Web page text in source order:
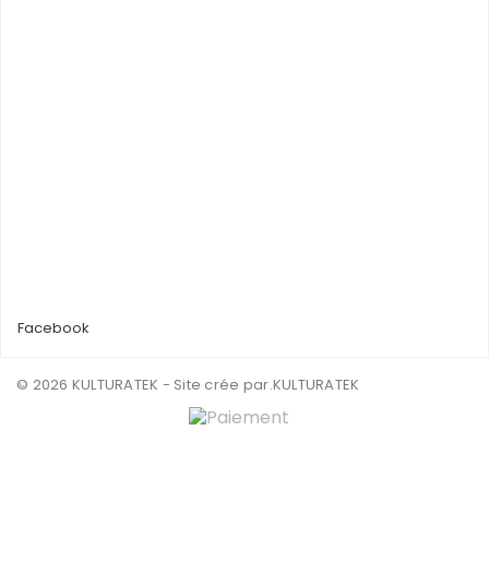
Facebook
© 2026 KULTURATEK - Site crée par.KULTURATEK